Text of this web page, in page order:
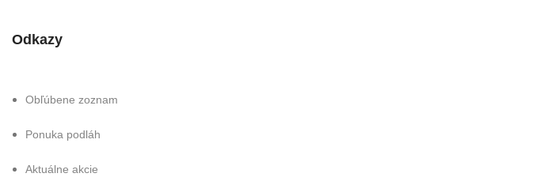
Odkazy
Obľúbene zoznam
Ponuka podláh
Aktuálne akcie